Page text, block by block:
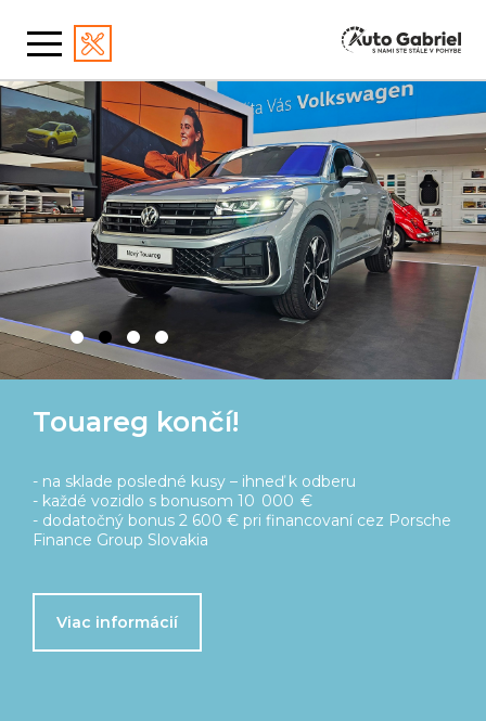
Škoda Kodiaq prináša kopec
Cenové zvýhodnenie až 7 500 €
Predĺžená záruka na 5 rokov zdarma
Servisný balík Basic na 5 rokov/ 100 000 km zdarma